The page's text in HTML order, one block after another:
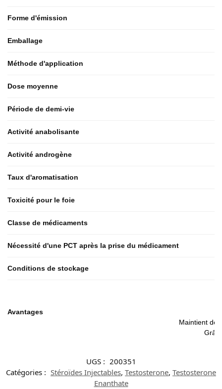
Forme d'émission
Emballage
Méthode d'application
Dose moyenne
Période de demi-vie
Activité anabolisante
Activité androgène
Taux d'aromatisation
Toxicité pour le foie
Classe de médicaments
Nécessité d'une PCT après la prise du médicament
Conditions de stockage
Avantages
Maintient
UGS : 200351
Catégories : Stéroïdes Injectables, Testosterone, Testosterone
Enanthate